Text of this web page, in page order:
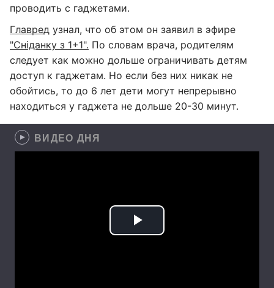
проводить с гаджетами.
Главред узнал, что об этом он заявил в эфире
"Сніданку з 1+1". По словам врача, родителям
следует как можно дольше ограничивать детям
доступ к гаджетам. Но если без них никак не
обойтись, то до 6 лет дети могут непрерывно
находиться у гаджета не дольше 20-30 минут.
ВИДЕО ДНЯ